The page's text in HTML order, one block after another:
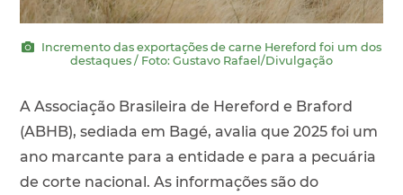
Incremento das exportações de carne Hereford foi um dos
destaques / Foto: Gustavo Rafael/Divulgação
A Associação Brasileira de Hereford e Braford
(ABHB), sediada em Bagé, avalia que 2025 foi um
ano marcante para a entidade e para a pecuária
de corte nacional. As informações são do